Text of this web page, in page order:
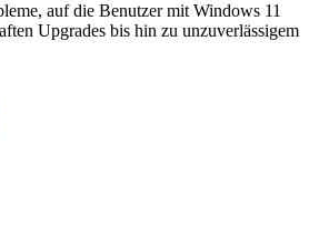
auf die Benutzer mit Windows 11
Upgrades bis hin zu unzuverlässigem